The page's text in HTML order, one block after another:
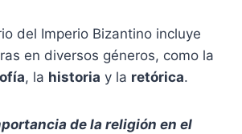
del Imperio Bizantino incluye
en diversos géneros, como la
, la historia y la retórica.
de la religión en el